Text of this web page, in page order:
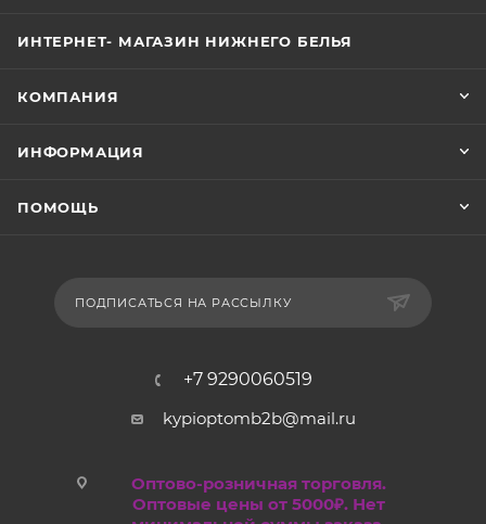
ИНТЕРНЕТ- МАГАЗИН НИЖНЕГО БЕЛЬЯ
КОМПАНИЯ
ИНФОРМАЦИЯ
ПОМОЩЬ
ПОДПИСАТЬСЯ НА РАССЫЛКУ
+7 9290060519
kypioptomb2b@mail.ru
Оптово-розничная торговля.
Оптовые цены от 5000₽. Нет